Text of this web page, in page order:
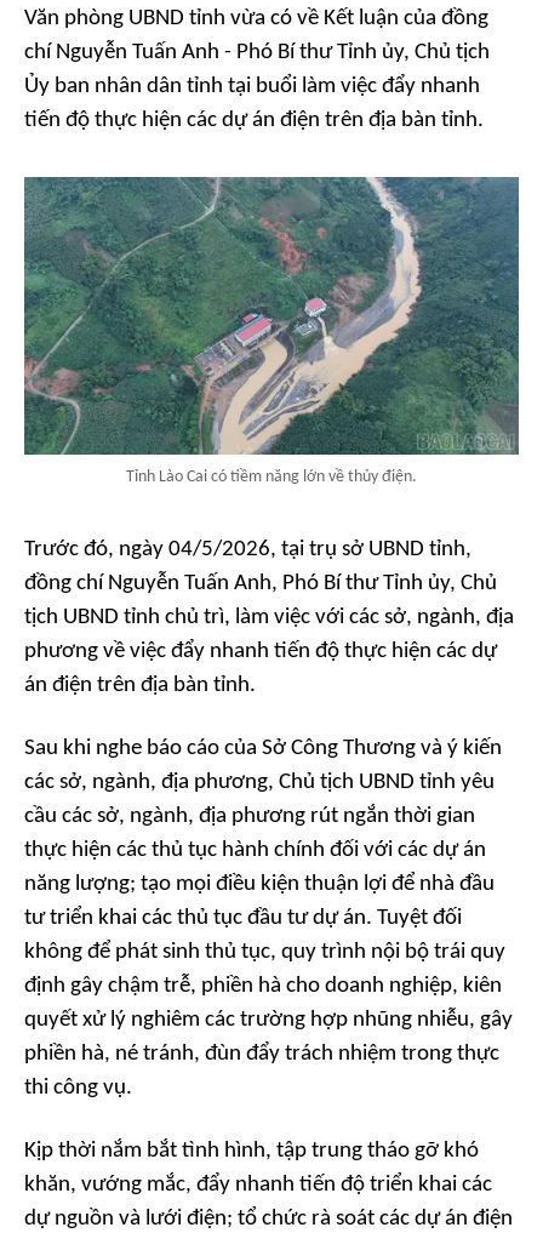
Văn phòng UBND tỉnh vừa có về Kết luận của đồng
chí Nguyễn Tuấn Anh - Phó Bí thư Tỉnh ủy, Chủ tịch
Ủy ban nhân dân tỉnh tại buổi làm việc đẩy nhanh
tiến độ thực hiện các dự án điện trên địa bàn tỉnh.
Tỉnh Lào Cai có tiềm năng lớn về thủy điện.
Trước đó, ngày 04/5/2026, tại trụ sở UBND tỉnh,
đồng chí Nguyễn Tuấn Anh, Phó Bí thư Tỉnh ủy, Chủ
tịch UBND tỉnh chủ trì, làm việc với các sở, ngành, địa
phương về việc đẩy nhanh tiến độ thực hiện các dự
án điện trên địa bàn tỉnh.
Sau khi nghe báo cáo của Sở Công Thương và ý kiến
các sở, ngành, địa phương, Chủ tịch UBND tỉnh yêu
cầu các sở, ngành, địa phương rút ngắn thời gian
thực hiện các thủ tục hành chính đối với các dự án
năng lượng; tạo mọi điều kiện thuận lợi để nhà đầu
tư triển khai các thủ tục đầu tư dự án. Tuyệt đối
không để phát sinh thủ tục, quy trình nội bộ trái quy
định gây chậm trễ, phiền hà cho doanh nghiệp, kiên
quyết xử lý nghiêm các trường hợp nhũng nhiễu, gây
phiền hà, né tránh, đùn đẩy trách nhiệm trong thực
thi công vụ.
Kịp thời nắm bắt tình hình, tập trung tháo gỡ khó
khăn, vướng mắc, đẩy nhanh tiến độ triển khai các
dự nguồn và lưới điện; tổ chức rà soát các dự án điện